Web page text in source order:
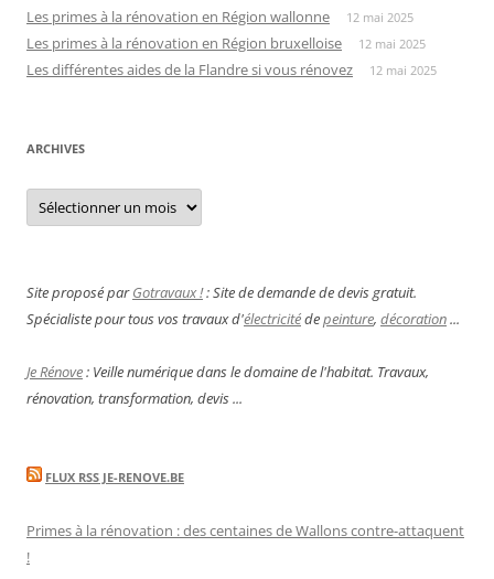
Les primes à la rénovation en Région wallonne 12 mai 2025
Les primes à la rénovation en Région bruxelloise 12 mai 2025
Les différentes aides de la Flandre si vous rénovez 12 mai 2025
ARCHIVES
Archives
Site proposé parGotravaux !: Site de demande de devis gratuit.
Spécialiste pour tous vos travaux d'électricitédepeinture, décoration...
Je Rénove: Veille numérique dans le domaine de l'habitat. Travaux,
rénovation, transformation, devis ...
FLUX RSS JE-RENOVE.BE
Primes à la rénovation : des centaines de Wallons contre-attaquent
!